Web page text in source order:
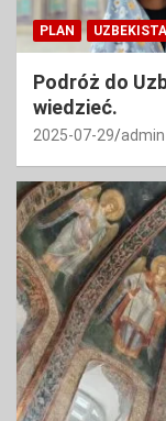
PLAN
Podróż do
wiedzieć.
2025-07-29 admin